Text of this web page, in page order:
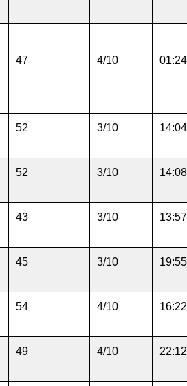
47 4/10 01:24
52 3/10
14:04
52 3/10 14:08
43 3/10 13:57
45 3/10 19:55
54 4/10 16:22
49 4/10 22:12